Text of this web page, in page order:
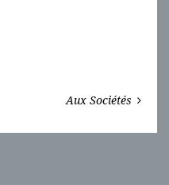
Aux Sociétés